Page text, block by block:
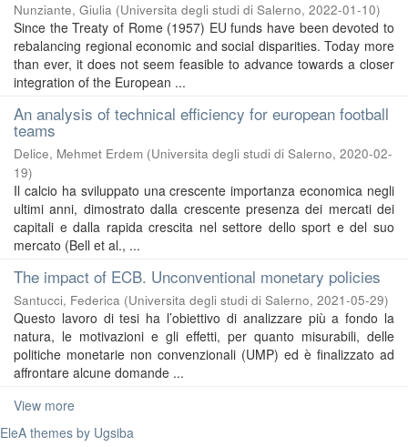
Nunziante, Giulia (Universita degli studi di Salerno, 2022-01-10)
Since the Treaty of Rome (1957) EU funds have been devoted to
rebalancing regional economic and social disparities. Today more
than ever, it does not seem feasible to advance towards a closer
integration of the European ...
An analysis of technical efficiency for european football
teams
Delice, Mehmet Erdem (Universita degli studi di Salerno, 2020-02-
19)
Il calcio ha sviluppato una crescente importanza economica negli
ultimi anni, dimostrato dalla crescente presenza dei mercati dei
capitali e dalla rapida crescita nel settore dello sport e del suo
mercato (Bell et al., ...
The impact of ECB. Unconventional monetary policies
Santucci, Federica (Universita degli studi di Salerno, 2021-05-29)
Questo lavoro di tesi ha l’obiettivo di analizzare più a fondo la
natura, le motivazioni e gli effetti, per quanto misurabili, delle
politiche monetarie non convenzionali (UMP) ed è finalizzato ad
affrontare alcune domande ...
View more
EleA themes by Ugsiba